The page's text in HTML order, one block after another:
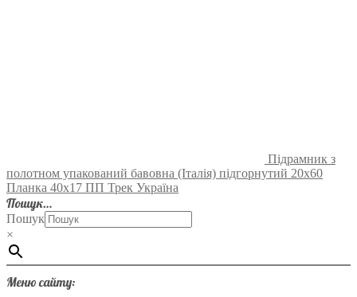
Підрамник з
полотном упакований бавовна (Італія) підгорнутий 20х60
Планка 40х17 ПП Трек Україна
Пошук…
Пошук
×
Меню сайту: